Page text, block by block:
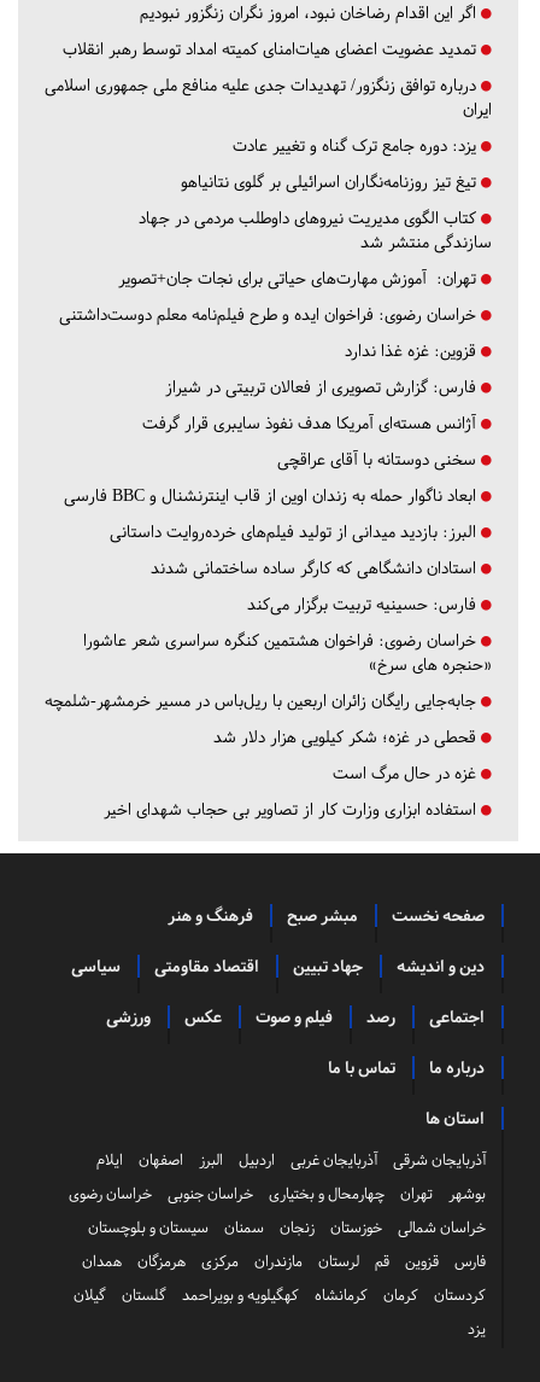
اگر این اقدام رضاخان نبود، امروز نگران زنگزور نبودیم
تمدید عضویت اعضای هیات‌امنای کمیته امداد توسط رهبر انقلاب
درباره توافق زنگزور/ تهدیدات جدی علیه منافع ملی جمهوری اسلامی
ایران
یزد: دوره جامع ترک گناه و تغییر عادت
تیغ تیز روزنامه‌نگاران اسرائیلی بر گلوی نتانیاهو
کتاب الگوی مدیریت نیروهای داوطلب مردمی در جهاد
سازندگی منتشر شد
تهران: آموزش مهارت‌های حیاتی برای نجات جان+تصویر
خراسان رضوی: فراخوان ایده و طرح فیلم‌نامه معلم دوست‌داشتنی
قزوین: غزه غذا ندارد
فارس: گزارش تصویری از فعالان تربیتی در شیراز
آژانس هسته‌ای آمریکا هدف نفوذ سایبری قرار گرفت
سخنی دوستانه با آقای عراقچی
ابعاد ناگوار حمله به زندان اوین از قاب اینترنشنال و BBC فارسی
البرز: بازدید میدانی از تولید فیلم‌های خرده‌روایت داستانی
استادان دانشگاهی که کارگر ساده ساختمانی شدند
فارس: حسینیه تربیت برگزار می‌کند
خراسان رضوی: فراخوان هشتمین کنگره سراسری شعر عاشورا
«حنجره های سرخ»
جابه‌جایی رایگان زائران اربعین با ریل‌باس در مسیر خرمشهر-شلمچه
قحطی در غزه؛ شکر کیلویی هزار دلار شد
غزه در حال مرگ است
استفاده ابزاری وزارت کار از تصاویر بی حجاب شهدای اخیر
صفحه نخست مبشر صبح فرهنگ و هنر
دین و اندیشه جهاد تبیین اقتصاد مقاومتی سیاسی
اجتماعی رصد فیلم و صوت عکس ورزشی
درباره ما تماس با ما
استان ها
آذربایجان شرقی آذربایجان غربی اردبیل البرز اصفهان
ایلام
بوشهر
تهران چهارمحال و بختیاری خراسان جنوبی
خراسان رضوی
خراسان شمالی
خوزستان زنجان سمنان
سیستان و بلوچستان
فارس
قزوین قم لرستان مازندران مرکزی هرمزگان
همدان
کردستان
کرمان کرمانشاه کهگیلویه و بویراحمد گلستان
گیلان
یزد